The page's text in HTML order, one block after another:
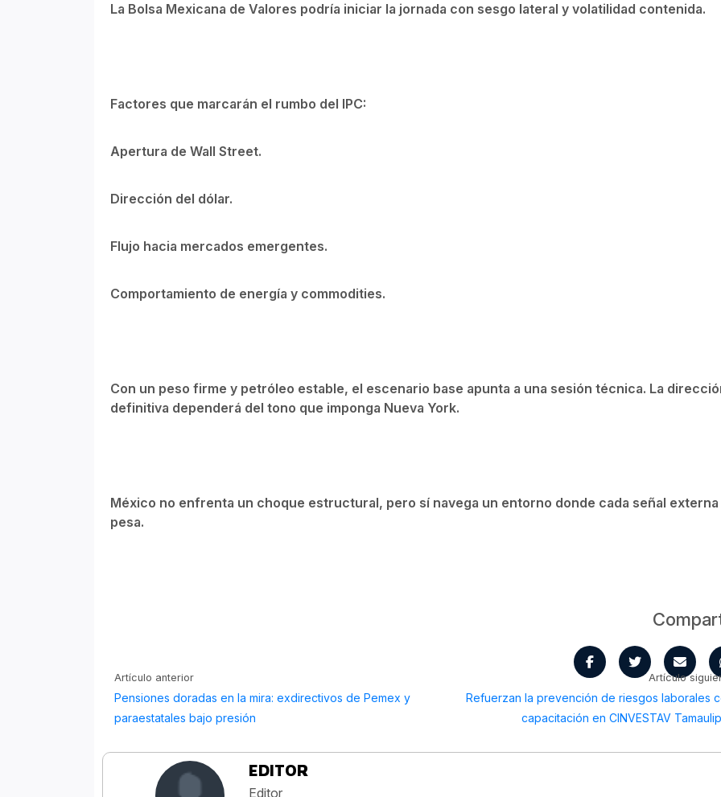
La Bolsa Mexicana de Valores podría iniciar la jornada con sesgo lateral y volatilidad contenida.
Factores que marcarán el rumbo del IPC:
⁠Apertura de Wall Street.
Dirección del dólar.
Flujo hacia mercados emergentes.
Comportamiento de energía y commodities.
Con un peso firme y petróleo estable, el escenario base apunta a una sesión técnica. La
definitiva dependerá del tono que imponga Nueva York.
México no enfrenta un choque estructural, pero sí navega un entorno donde cada señal externa
pesa.
Artículo anterior
Pensiones doradas en la mira: exdirectivos de Pemex y
paraestatales bajo presión
Artículo
Refuerzan la prevención de riesgos laborales
capacitación en CINVESTAV
EDITOR
Editor